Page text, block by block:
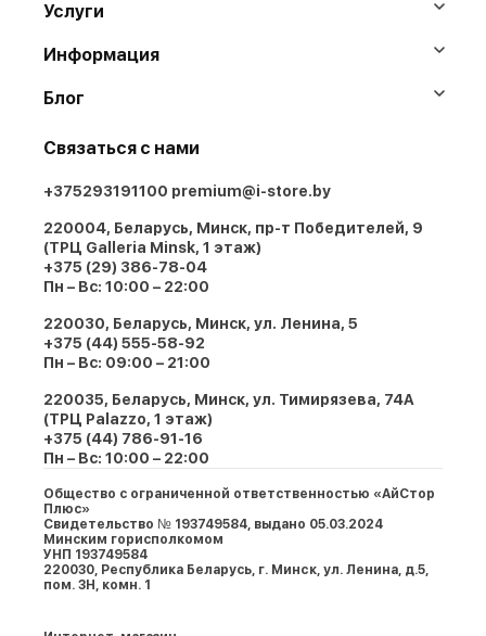
Услуги
Информация
Блог
Связаться с нами
+375293191100 premium@i-store.by
220004, Беларусь, Минск, пр-т Победителей, 9
(ТРЦ Galleria Minsk, 1 этаж)
+375 (29) 386-78-04
Пн – Вс: 10:00 – 22:00
220030, Беларусь, Минск, ул. Ленина, 5
+375 (44) 555-58-92
Пн – Вс: 09:00 – 21:00
220035, Беларусь, Минск, ул. Тимирязева, 74A
(ТРЦ Palazzo, 1 этаж)
+375 (44) 786-91-16
Пн – Вс: 10:00 – 22:00
Общество с ограниченной ответственностью «АйСтор
Плюс»
Свидетельство № 193749584, выдано 05.03.2024
Минским горисполкомом
УНП 193749584
220030, Республика Беларусь, г. Минcк, ул. Ленина, д.5,
пом. 3Н, комн. 1